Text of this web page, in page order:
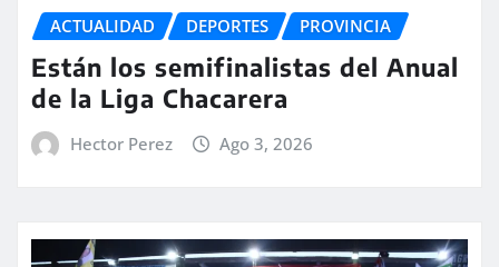
ACTUALIDAD DEPORTES PROVINCIA
Están los semifinalistas del Anual
de la Liga Chacarera
Hector Perez Ago 3, 2026